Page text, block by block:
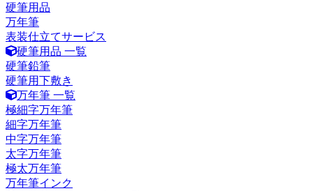
硬筆用品
万年筆
表装仕立てサービス
硬筆用品 一覧
硬筆鉛筆
硬筆用下敷き
万年筆 一覧
極細字万年筆
細字万年筆
中字万年筆
太字万年筆
極太万年筆
万年筆インク